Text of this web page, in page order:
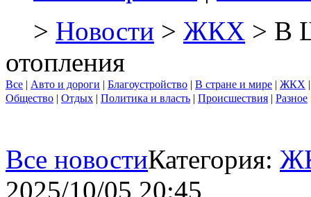
> Новости > ЖКХ > В
отопления
Все | Авто и дороги | Благоустройство | В стране и мире | ЖКХ
Общество | Отдых | Политика и власть | Происшествия | Разное
Все новостиКатегория:
2025/10/05 20:45